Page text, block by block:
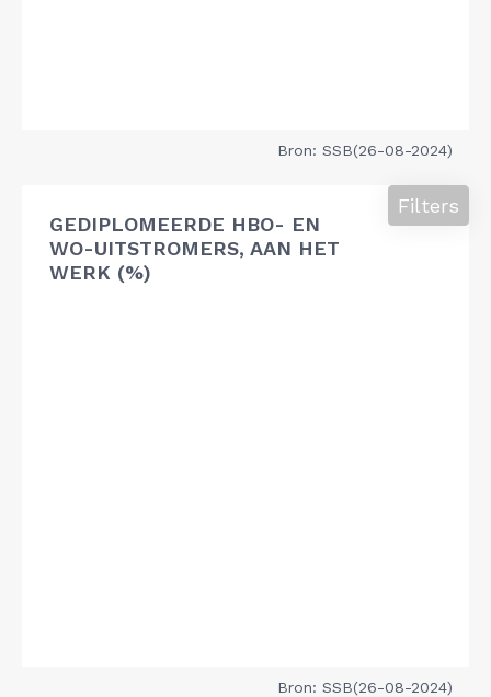
Bron: SSB(26-08-2024)
GEDIPLOMEERDE HBO- EN
WO-UITSTROMERS, AAN HET
WERK (%)
Filters
Bron: SSB(26-08-2024)